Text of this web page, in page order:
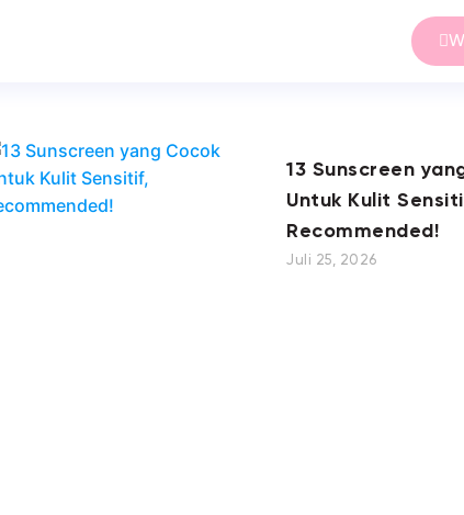
13 Sunscreen
Untuk Kulit
Recommended!
Juli 25, 2026